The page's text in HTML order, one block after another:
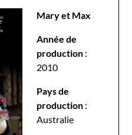
Mary et Max
Année de
production :
2010
Pays de
production :
Australie